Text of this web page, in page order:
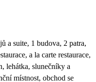
a suite, 1 budova, 2 patra,
a la carte restaurace,
lehátka, slunečníky a
místnost, obchod se